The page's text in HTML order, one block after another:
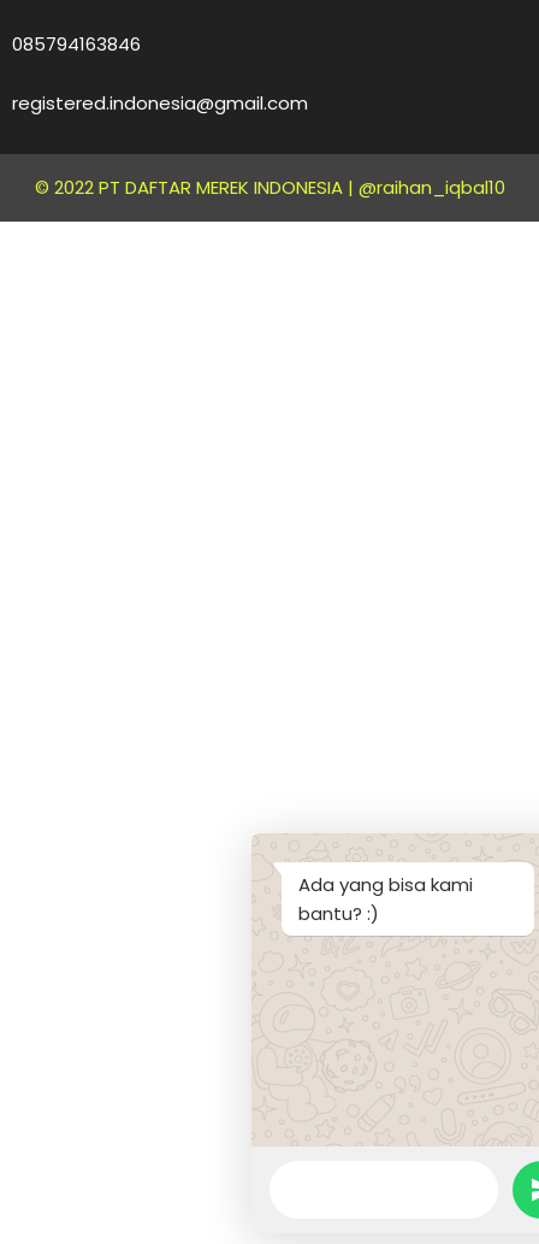
085794163846
registered.indonesia@gmail.com
© 2022 PT DAFTAR MEREK INDONESIA | @raihan_iqbal10
Ada yang bisa kami
bantu? :)